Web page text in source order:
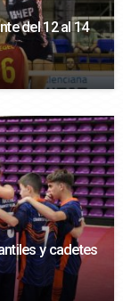
del 12 al 14
y cadetes